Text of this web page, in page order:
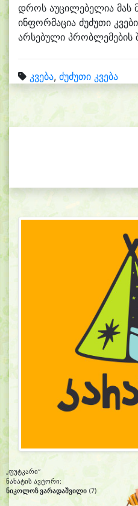
დროს აუცილებელია მას
ინფორმაცია ძუძუთი
არსებული პრობლემების
კვება, ძუძუთი კვება
„ფუტკარი“
ნახატის ავტორი:
ნიკოლოზ ვარადაშვილი (7)